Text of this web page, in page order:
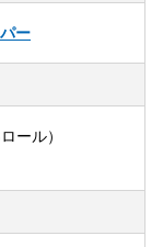
ー
ール）